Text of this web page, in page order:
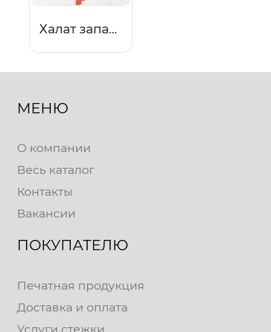
Халат запашной с воротником (коралл)
МЕНЮ
О компании
Весь каталог
Контакты
Вакансии
ПОКУПАТЕЛЮ
Печатная продукция
Доставка и оплата
Услуги стежки